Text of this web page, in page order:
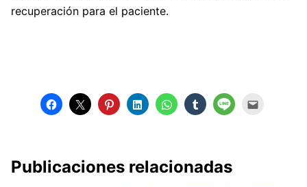
recuperación para el paciente.
Publicaciones relacionadas